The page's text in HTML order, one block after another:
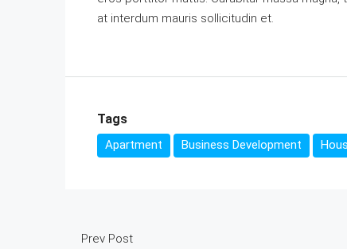
at interdum mauris sollicitudin et.
Tags
Apartment Business Development
Prev Post